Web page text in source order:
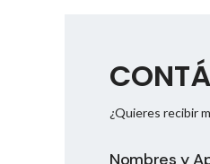
¿Quieres recibir